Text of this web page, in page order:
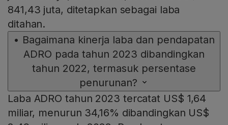
841,43 juta, ditetapkan sebagai laba
ditahan.
• Bagaimana kinerja laba dan pendapatan
ADRO pada tahun 2023 dibandingkan
tahun 2022, termasuk persentase
penurunan?
Laba ADRO tahun 2023 tercatat US$ 1,64
miliar, menurun 34,16% dibandingkan US$